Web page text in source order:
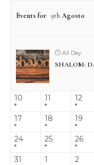
Events for 9thAgosto
All Day
SHALOM:
10 11 12
17 18 19
24 25 26
31 1 2